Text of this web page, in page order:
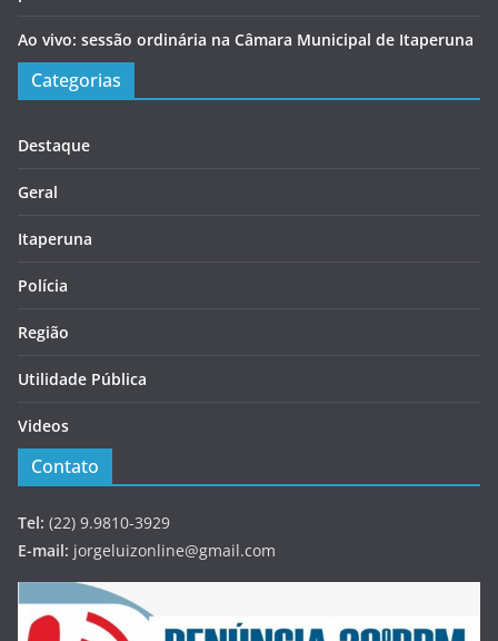
Ao vivo: sessão ordinária na Câmara Municipal de Itaperuna
Categorias
Destaque
Geral
Itaperuna
Polícia
Região
Utilidade Pública
Videos
Contato
Tel: (22) 9.9810-3929
E-mail: jorgeluizonline@gmail.com